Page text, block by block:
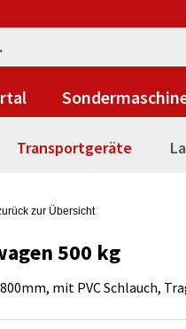
Transportgeräte
zur Übersicht
500 kg
mit PVC Schlauch,